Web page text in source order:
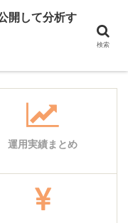
資産公開
運用実績まとめ
開して分析す
検索